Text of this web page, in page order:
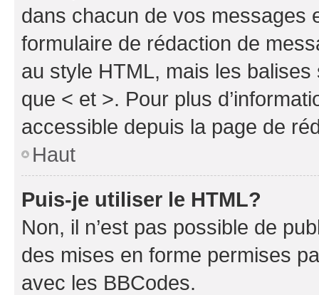
dans chacun de vos messages
formulaire de rédaction de
au style HTML, mais les
que < et >. Pour plus
accessible depuis la page de
Haut
Puis-je utiliser le HTML?
Non, il n’est pas possible de
des mises en forme permises
avec les BBCodes.